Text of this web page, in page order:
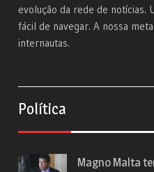
evolução da rede de notícias.
fácil de navegar. A nossa
internautas.
Política
Magno Malta